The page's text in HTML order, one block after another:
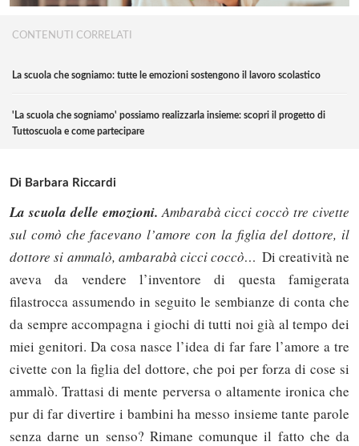
CONTENUTI CORRELATI
La scuola che sogniamo: tutte le emozioni sostengono il lavoro scolastico
'La scuola che sogniamo' possiamo realizzarla insieme: scopri il progetto di
Tuttoscuola e come partecipare
Di Barbara Riccardi
La scuola delle emozioni. Ambarabà cicci coccò tre civette
sul comò che facevano l’amore con la figlia del dottore, il
dottore si ammalò, ambarabà cicci coccò… Di creatività ne
aveva da vendere l’inventore di questa famigerata
filastrocca assumendo in seguito le sembianze di conta che
da sempre accompagna i giochi di tutti noi già al tempo dei
miei genitori. Da cosa nasce l’idea di far fare l’amore a tre
civette con la figlia del dottore, che poi per forza di cose si
ammalò. Trattasi di mente perversa o altamente ironica che
pur di far divertire i bambini ha messo insieme tante parole
senza darne un senso? Rimane comunque il fatto che da